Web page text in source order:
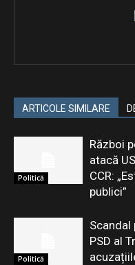
ARTICOLE SIMILARE
Politică
Război
atacă
CCR:
publici”
Politică
Scandal
PSD al